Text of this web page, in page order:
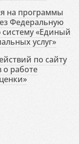
на программы
Федеральную
«Единый
услуг»
по сайту
о работе